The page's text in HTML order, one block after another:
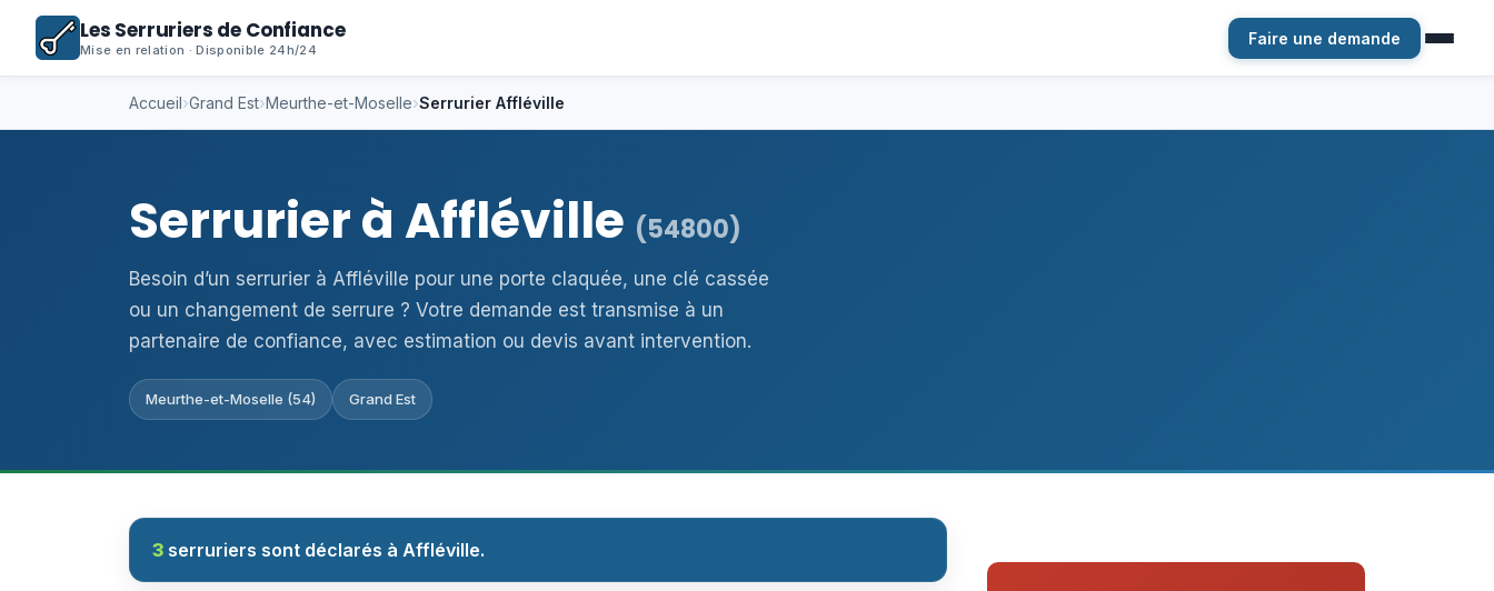
Les Serruriers de Confiance
Mise en relation · Disponible 24h/24
Faire une demande
Accueil›Grand Est›Meurthe-et-Moselle›Serrurier Affléville
Serrurier à Affléville (54800)
Besoin d’un serrurier à Affléville pour une porte claquée, une clé cassée
ou un changement de serrure ? Votre demande est transmise à un
partenaire de confiance, avec estimation ou devis avant intervention.
Meurthe-et-Moselle (54) Grand Est
3 serruriers sont déclarés à Affléville.